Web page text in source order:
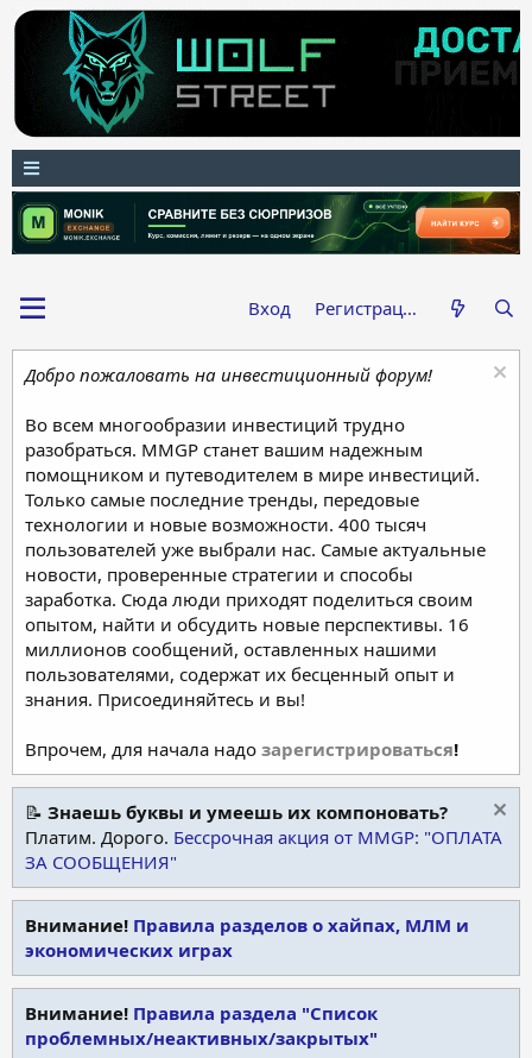
Вход Регистрация
Добро пожаловать на инвестиционный форум!
Во всем многообразии инвестиций трудно
разобраться. MMGP станет вашим надежным
помощником и путеводителем в мире инвестиций.
Только самые последние тренды, передовые
технологии и новые возможности. 400 тысяч
пользователей уже выбрали нас. Самые актуальные
новости, проверенные стратегии и способы
заработка. Сюда люди приходят поделиться своим
опытом, найти и обсудить новые перспективы. 16
миллионов сообщений, оставленных нашими
пользователями, содержат их бесценный опыт и
знания. Присоединяйтесь и вы!
Впрочем, для начала надо зарегистрироваться!
📝 Знаешь буквы и умеешь их компоновать?
Платим. Дорого. Бессрочная акция от MMGP: "ОПЛАТА
ЗА СООБЩЕНИЯ"
Внимание! Правила разделов о хайпах, МЛМ и
экономических играх
Внимание! Правила раздела "Список
проблемных/неактивных/закрытых"